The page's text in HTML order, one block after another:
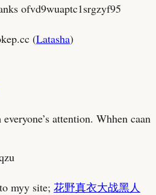
ofvd9wuaptc1srgzyf95
(Latasha)
attention. Whhen caan
myy site; 花野真衣大战黑人